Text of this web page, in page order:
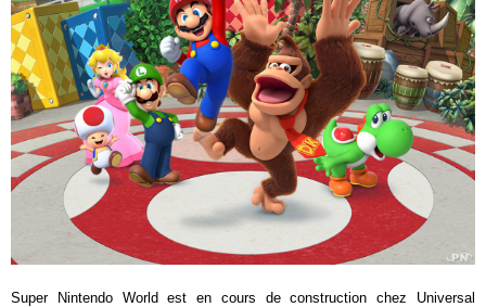
Super Nintendo World est en cours de construction chez Universal